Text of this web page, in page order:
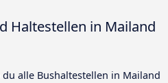
Haltestellen in Mailand
alle Bushaltestellen in Mailand